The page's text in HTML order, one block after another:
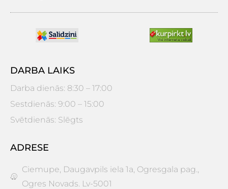
DARBA LAIKS
Darba dienās: 8:30 – 17:00
Sestdienās: 9:00 – 15:00
Svētdienās: Slēgts
ADRESE
Ciemupe, Daugavpils iela 1a, Ogresgala pag.,
Ogres Novads. Lv-5001